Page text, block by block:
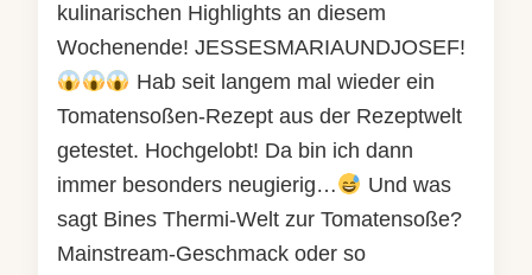
kulinarischen Highlights an diesem
Wochenende! JESSESMARIAUNDJOSEF!
Hab seit langem mal wieder ein
Tomatensoßen-Rezept aus der Rezeptwelt
getestet. Hochgelobt! Da bin ich dann
immer besonders neugierig…
Und was
sagt Bines Thermi-Welt zur Tomatensoße?
Mainstream-Geschmack oder so